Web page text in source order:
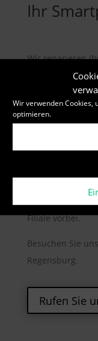
Wir verwenden Cookies,
optimieren.
Ihr
Wir reparieren
Ob Apple
Samsung,
schnellstens um
Wir beheben
/ 85 08 46 11
Filiale vorbei.
Besuchen Sie
Regensburg.
Rufen Sie